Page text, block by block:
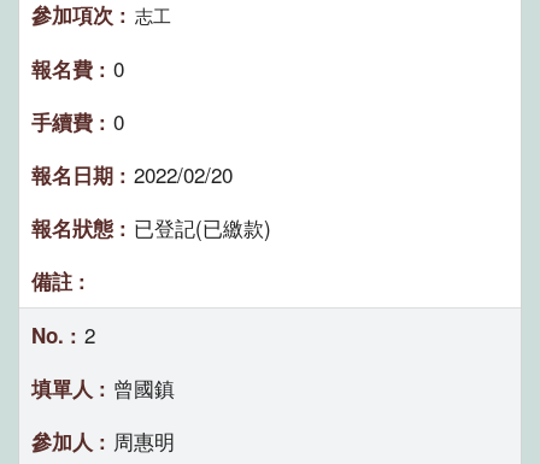
志工
0
0
2022/02/20
已登記(已繳款)
2
曾國鎮
周惠明